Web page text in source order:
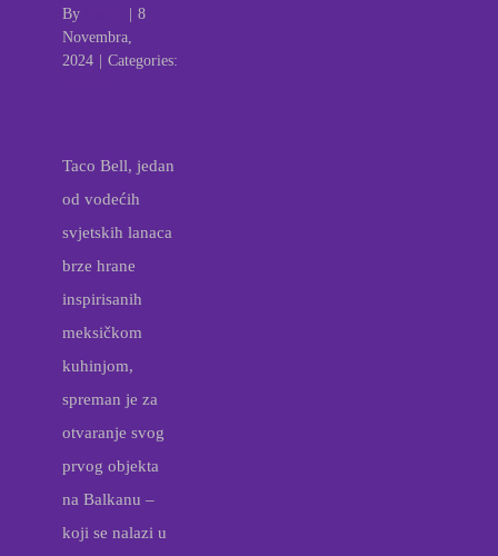
By
8
Novembra,
2024
Categories:
Taco Bell, jedan
od vodećih
svjetskih lanaca
brze hrane
inspirisanih
meksičkom
kuhinjom,
spreman je za
otvaranje svog
prvog objekta
na Balkanu –
koji se nalazi u